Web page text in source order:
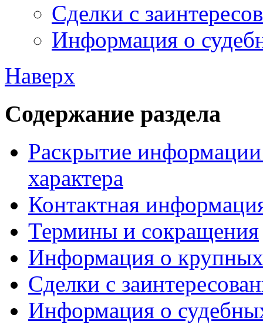
Сделки с
Информация о
Наверх
Содержание раздела
Раскрытие информации
характера
Контактная
Термины и сокращения
Информация о крупных
Сделки с
Информация о